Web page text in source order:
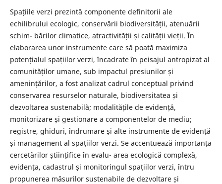
Spațiile verzi prezintă componente definitorii ale
echilibrului ecologic, conservării biodiversității, atenuării
schim- bărilor climatice, atractivității și calității vieții. În
elaborarea unor instrumente care să poată maximiza
potențialul spațiilor verzi, încadrate în peisajul antropizat al
comunităților umane, sub impactul presiunilor și
amenințărilor, a fost analizat cadrul conceptual privind
conservarea resurselor naturale, biodiversitatea și
dezvoltarea sustenabilă; modalitățile de evidență,
monitorizare și gestionare a componentelor de mediu;
registre, ghiduri, îndrumare și alte instrumente de evidență
și management al spațiilor verzi. Se accentuează importanța
cercetărilor științifice în evalu- area ecologică complexă,
evidența, cadastrul și monitoringul spațiilor verzi, întru
propunerea măsurilor sustenabile de dezvoltare și